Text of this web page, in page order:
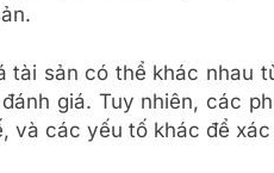
tài sản có thể khác nhau
giá. Tuy nhiên, các
và các yếu tố khác để